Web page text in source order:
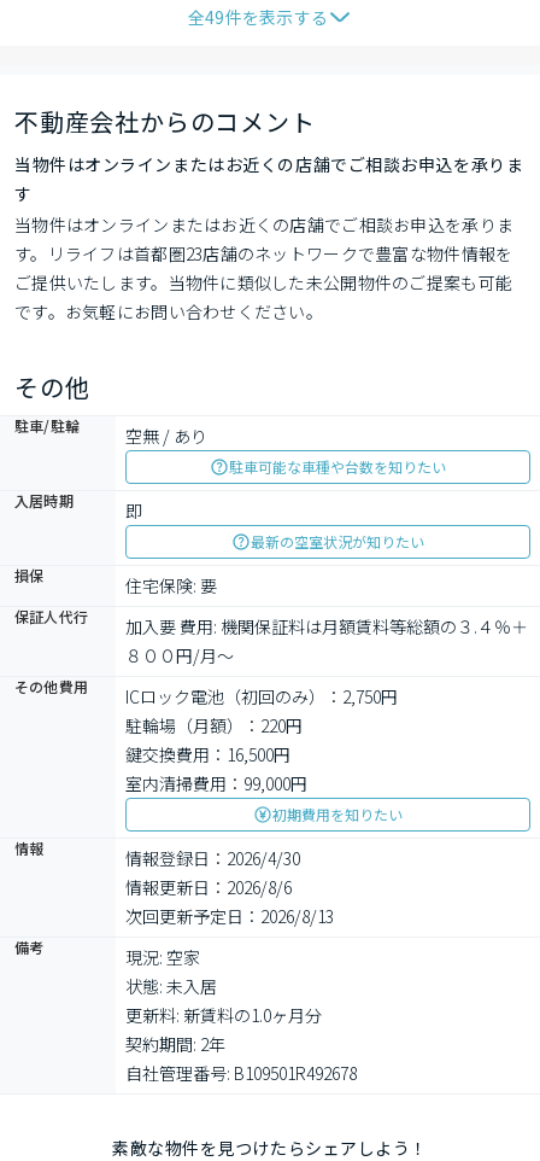
全49件を表示する
不動産会社からのコメント
当物件はオンラインまたはお近くの店舗でご相談お申込を承りま
す
当物件はオンラインまたはお近くの店舗でご相談お申込を承りま
す。リライフは首都圏23店舗のネットワークで豊富な物件情報を
ご提供いたします。当物件に類似した未公開物件のご提案も可能
です。お気軽にお問い合わせください。
その他
駐車/駐輪 空無 / あり
駐車可能な車種や台数を知りたい
入居時期
即
最新の空室状況が知りたい
損保
住宅保険: 要
保証人代行
加入要 費用: 機関保証料は月額賃料等総額の３.４％＋
８００円/月～
その他費用
ICロック電池（初回のみ）：2,750円
駐輪場（月額）：220円
鍵交換費用：16,500円
室内清掃費用：99,000円
初期費用を知りたい
情報
情報登録日：2026/4/30
情報更新日：2026/8/6
次回更新予定日：2026/8/13
備考
現況: 空家
状態: 未入居
更新料: 新賃料の1.0ヶ月分
契約期間: 2年
自社管理番号: B109501R492678
素敵な物件を見つけたらシェアしよう！